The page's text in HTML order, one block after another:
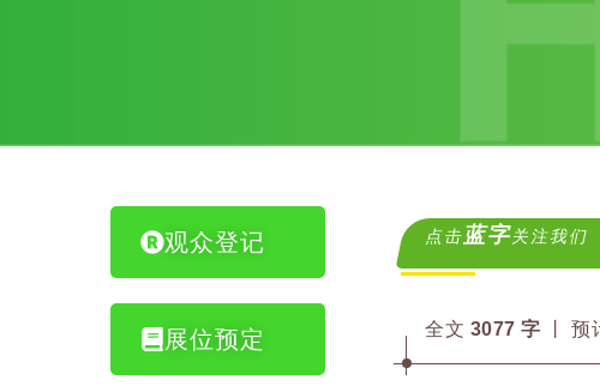
观众登记
展位预定
点击蓝字关注我们
全文 3077 字 丨